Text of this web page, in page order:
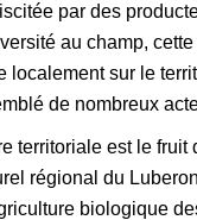
par des
au champ,
localement sur le
de nombreux
territoriale est le fruit
régional du
biologique